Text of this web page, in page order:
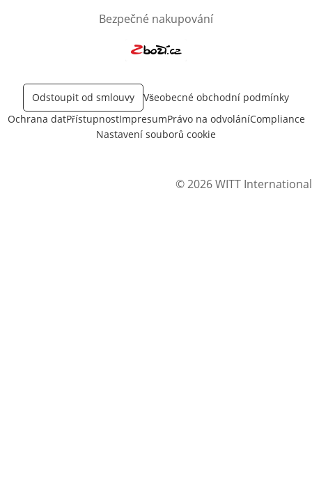
Bezpečné nakupování
Odstoupit od smlouvy
Všeobecné obchodní podmínky
Ochrana datPřístupnostImpresumPrávo na odvoláníCompliance
Nastavení souborů cookie
© 2026 WITT International